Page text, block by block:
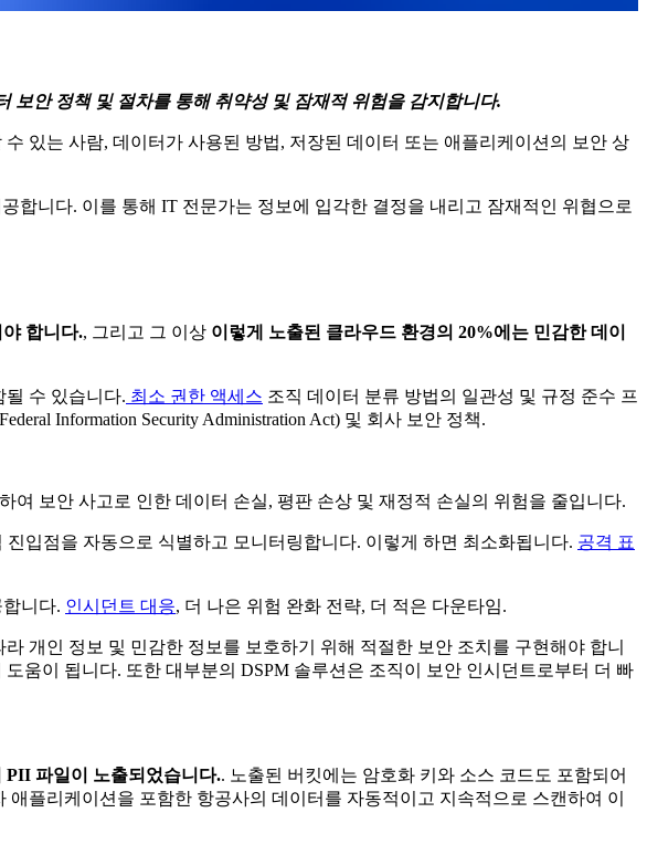
보안 정책 및 절차를 통해 취약성 및 잠재적 위험을 감지합니다.
수 있는 사람, 데이터가 사용된 방법, 저장된 데이터 또는 애플리케이션의 보안 상
합니다. 이를 통해 IT 전문가는 정보에 입각한 결정을 내리고 잠재적인 위협으로
합니다., 그리고 그 이상 이렇게 노출된 클라우드 환경의 20%에는 민감한 데이
수 있습니다. 최소 권한 액세스 조직 데이터 분류 방법의 일관성 및 규정 준수 프
Information Security Administration Act) 및 회사 보안 정책.
보안 사고로 인한 데이터 손실, 평판 손상 및 재정적 손실의 위험을 줄입니다.
입점을 자동으로 식별하고 모니터링합니다. 이렇게 하면 최소화됩니다. 공격 표
니다. 인시던트 대응, 더 나은 위험 완화 전략, 더 적은 다운타임.
개인 정보 및 민감한 정보를 보호하기 위해 적절한 보안 조치를 구현해야 합니
움이 됩니다. 또한 대부분의 DSPM 솔루션은 조직이 보안 인시던트로부터 더 빠
PII 파일이 노출되었습니다.. 노출된 버킷에는 암호화 키와 소스 코드도 포함되어
플리케이션을 포함한 항공사의 데이터를 자동적이고 지속적으로 스캔하여 이